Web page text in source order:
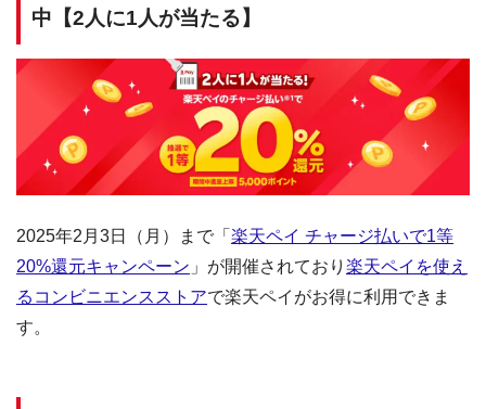
中【2人に1人が当たる】
2025年2月3日（月）まで「 楽天ペイ チャージ払いで1等
20%還元キャンペーン 」が開催されており 楽天ペイを使え
るコンビニエンスストアで楽天ペイがお得に利用できま
す。